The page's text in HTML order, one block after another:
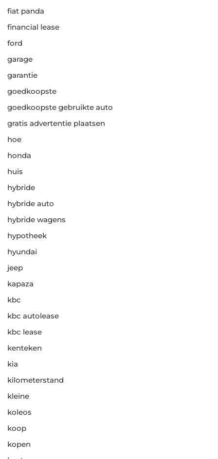
fiat panda
financial lease
ford
garage
garantie
goedkoopste
goedkoopste gebruikte auto
gratis advertentie plaatsen
hoe
honda
huis
hybride
hybride auto
hybride wagens
hypotheek
hyundai
jeep
kapaza
kbc
kbc autolease
kbc lease
kenteken
kia
kilometerstand
kleine
koleos
koop
kopen